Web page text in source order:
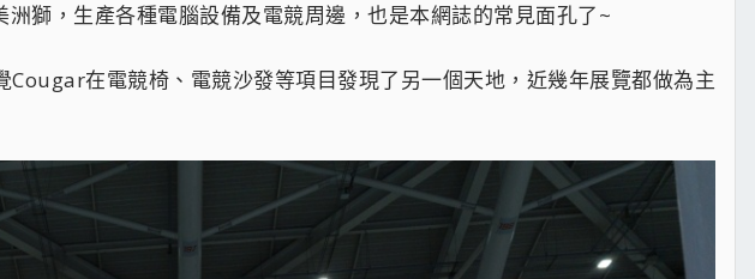
獅，生產各種電腦設備及電競周邊，也是本網誌的常見面孔了~
在電競椅、電競沙發等項目發現了另一個天地，近幾年展覽都做為主